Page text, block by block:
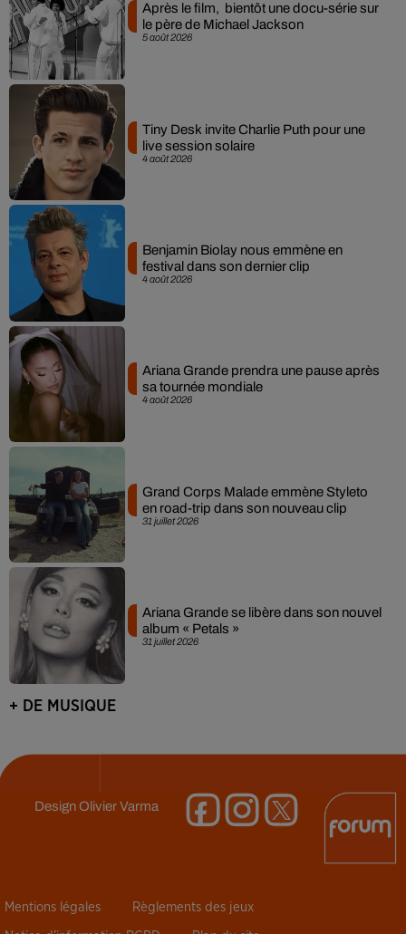
5 août 2026
Après le film, bientôt une docu-série sur
le père de Michael Jackson
4 août 2026
Tiny Desk invite Charlie Puth pour une
live session solaire
4 août 2026
Benjamin Biolay nous emmène en
festival dans son dernier clip
4 août 2026
Ariana Grande prendra une pause après
sa tournée mondiale
31 juillet 2026
Grand Corps Malade emmène Styleto
en road-trip dans son nouveau clip
31 juillet 2026
Ariana Grande se libère dans son nouvel
album « Petals »
+ DE MUSIQUE
DesignOlivier Varma
Mentions légales Règlements des jeux